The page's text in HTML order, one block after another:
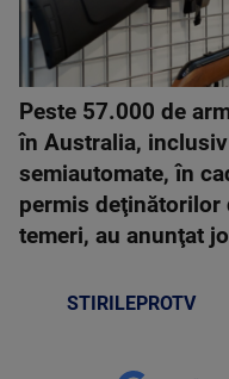
Peste 57.000 de
în Australia,
semiautomate, în
permis deţinătorilor
temeri, au anunţat
STIRILEPROTV